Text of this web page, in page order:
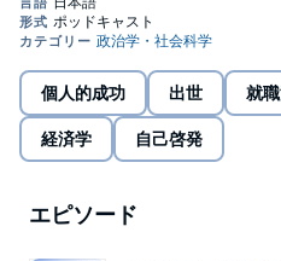
くの人に届けたくて仕方がないの
んが、自分の「こよなく愛するこ
づき、「私もありのままの自分で
まで羽ばたいていいんだ」と、一
な番組にしていくことが私の願
ィエラ プロフィール： 人々・サ
出し、音声で伝えるコミュニケー
からマイノリティーとして育ち、
ゆる境界を超え、世界のヒト・コ
を得意とする。関係者全体にベネ
個人的成功 出世 就
経済学 自己啓発
エピソード